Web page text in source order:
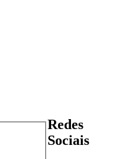
Redes
Sociais